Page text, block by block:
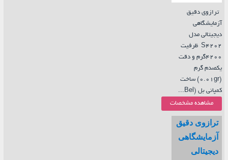
ترازوی دقیق
آزمایشگاهی
دیجیتالی مدل
S4202 ظرفیت
4200گرم و دقت
یکصدم گرم
(0.01gr) ساخت
کمپانی بل (Bel...
مشاهده مشخصات
ترازوی دقیق
آزمایشگاهی
دیجیتالی